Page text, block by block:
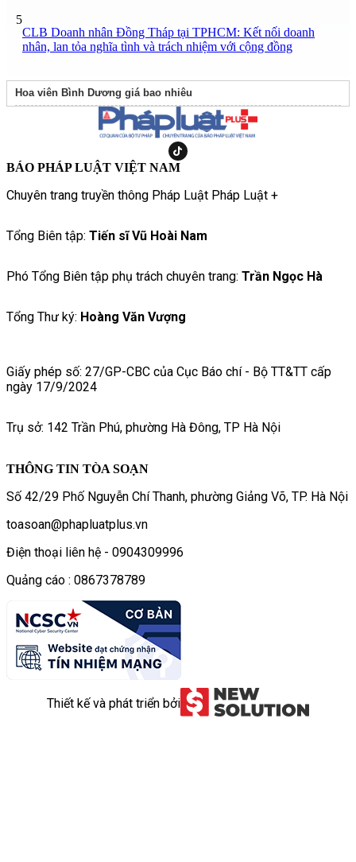
5
CLB Doanh nhân Đồng Tháp tại TPHCM: Kết nối doanh
nhân, lan tỏa nghĩa tình và trách nhiệm với cộng đồng
Hoa viên Bình Dương giá bao nhiêu
BÁO PHÁP LUẬT VIỆT NAM
Chuyên trang truyền thông Pháp Luật Pháp Luật +
Tổng Biên tập: Tiến sĩ Vũ Hoài Nam
Phó Tổng Biên tập phụ trách chuyên trang: Trần Ngọc Hà
Tổng Thư ký: Hoàng Văn Vượng
Giấy phép số: 27/GP-CBC của Cục Báo chí - Bộ TT&TT cấp
ngày 17/9/2024
Trụ sở: 142 Trần Phú, phường Hà Đông, TP Hà Nội
THÔNG TIN TÒA SOẠN
Số 42/29 Phố Nguyễn Chí Thanh, phường Giảng Võ, TP. Hà Nội
toasoan@phapluatplus.vn
Điện thoại liên hệ - 0904309996
Quảng cáo : 0867378789
Thiết kế và phát triển bởi